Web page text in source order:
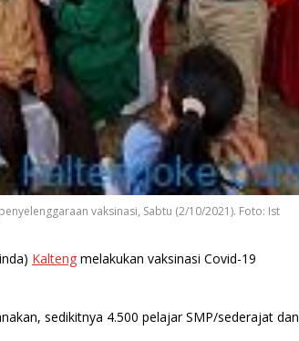
vaksinasi, Sabtu (2/10/2021). Foto: Ist
Kalteng melakukan vaksinasi Covid-19
sedikitnya 4.500 pelajar SMP/sederajat dan